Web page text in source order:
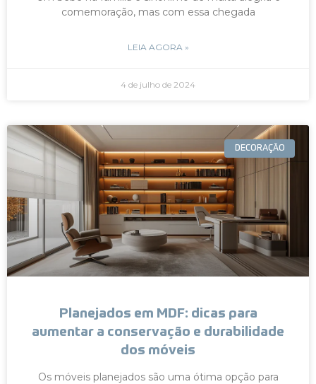
comemoração, mas com essa chegada
LEIA AGORA »
4 de julho de 2024
DECORAÇÃO
Planejados em MDF: dicas para
aumentar a conservação e durabilidade
dos móveis
Os móveis planejados são uma ótima opção para